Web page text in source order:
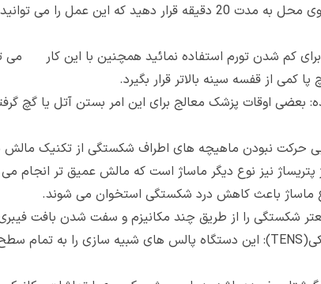
برای کم شدن تورم استفاده نمائید همچنین با این
کمی از قفسه سینه بالاتر قرار بگیرد.
اوقات پزشک معالج برای این امر بستن آتل یا گچ
نبودن ماهیچه های اطراف شکستگی از تکنیک مالش
نیز نوع دیگر ماساژ است که مالش عمیق تر انجام
باعث کاهش درد شکستگی استخوان می شوند.
شکستگی را از طریق چند مکانیزم و سفت شدن بافت
TENS): این دستگاه پالس های شبیه سازی را به تمام